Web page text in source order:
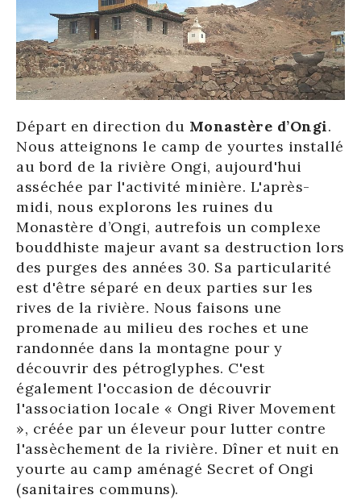
Départ en direction du Monastère d’Ongi.
Nous atteignons le camp de yourtes installé
au bord de la rivière Ongi, aujourd'hui
asséchée par l'activité minière. L'après-
midi, nous explorons les ruines du
Monastère d’Ongi, autrefois un complexe
bouddhiste majeur avant sa destruction lors
des purges des années 30. Sa particularité
est d'être séparé en deux parties sur les
rives de la rivière. Nous faisons une
promenade au milieu des roches et une
randonnée dans la montagne pour y
découvrir des pétroglyphes. C'est
également l'occasion de découvrir
l'association locale « Ongi River Movement
», créée par un éleveur pour lutter contre
l'assèchement de la rivière. Dîner et nuit en
yourte au camp aménagé Secret of Ongi
(sanitaires communs).